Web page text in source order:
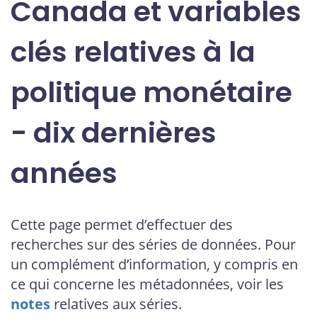
Canada et variables
clés relatives à la
politique monétaire
- dix dernières
années
Cette page permet d’effectuer des
recherches sur des séries de données. Pour
un complément d’information, y compris en
ce qui concerne les métadonnées, voir les
notes relatives aux séries.